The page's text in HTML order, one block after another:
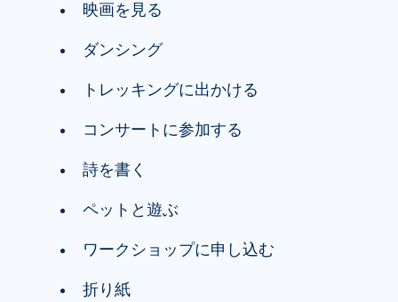
映画を見る
ダンシング
トレッキングに出かける
コンサートに参加する
詩を書く
ペットと遊ぶ
ワークショップに申し込む
折り紙